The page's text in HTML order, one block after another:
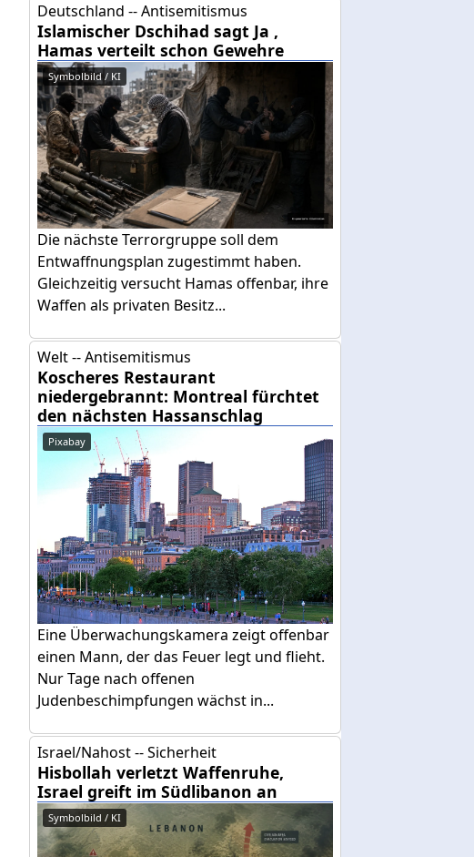
Deutschland -- Antisemitismus
Islamischer Dschihad sagt Ja ,
Hamas verteilt schon Gewehre
Symbolbild / KI
Die nächste Terrorgruppe soll dem
Entwaffnungsplan zugestimmt haben.
Gleichzeitig versucht Hamas offenbar, ihre
Waffen als privaten Besitz...
Welt -- Antisemitismus
Koscheres Restaurant
niedergebrannt: Montreal fürchtet
den nächsten Hassanschlag
Pixabay
Eine Überwachungskamera zeigt offenbar
einen Mann, der das Feuer legt und flieht.
Nur Tage nach offenen
Judenbeschimpfungen wächst in...
Israel/Nahost -- Sicherheit
Hisbollah verletzt Waffenruhe,
Israel greift im Südlibanon an
Symbolbild / KI